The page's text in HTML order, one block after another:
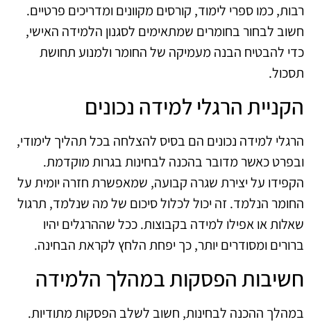
רבות, כמו ספרי לימוד, קורסים מקוונים ומדריכים פרטיים.
חשוב לבחור בחומרים שמתאימים לסגנון הלמידה האישי,
כדי להבטיח הבנה מעמיקה של החומר ולמנוע תחושת
תסכול.
הקניית הרגלי למידה נכונים
הרגלי למידה נכונים הם בסיס להצלחה בכל תהליך לימודי,
ובפרט כאשר מדובר בהכנה לבחינות בגרות מוקדמת.
הקפידו על יצירת שגרה קבועה, שמאפשרת חזרה יומית על
החומר הנלמד. זה יכול לכלול סיכום של מה שנלמד, תרגול
שאלות או אפילו למידה בקבוצות. ככל שההרגלים יהיו
ברורים ומסודרים יותר, כך יפחת הלחץ לקראת הבחינה.
חשיבות הפסקות במהלך הלמידה
במהלך ההכנה לבחינות, חשוב לשלב הפסקות מתודיות.